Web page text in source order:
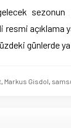
sezonun
resmi açıklama
günlerde
Markus Gisdol